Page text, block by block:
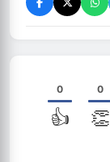
0
👍
0
👏